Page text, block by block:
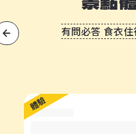
有問必答 食衣
體驗